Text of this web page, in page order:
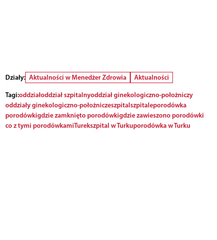
Działy: Aktualności w Menedżer Zdrowia
Aktualności
Tagi:oddziałoddział szpitalnyoddział ginekologiczno-położniczy
oddziały ginekologiczno-położniczeszpitalszpitaleporodówka
porodówkigdzie zamknięto porodówkigdzie zawieszono porodówki
co z tymi porodówkamiTurekszpital w Turkuporodówka w Turku